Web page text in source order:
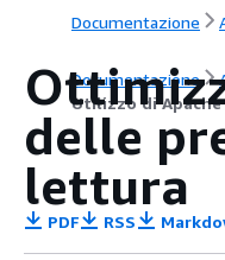
Documentazione
Documentazione
Utilizzo di Apache
delle
lettura
PDF RSS